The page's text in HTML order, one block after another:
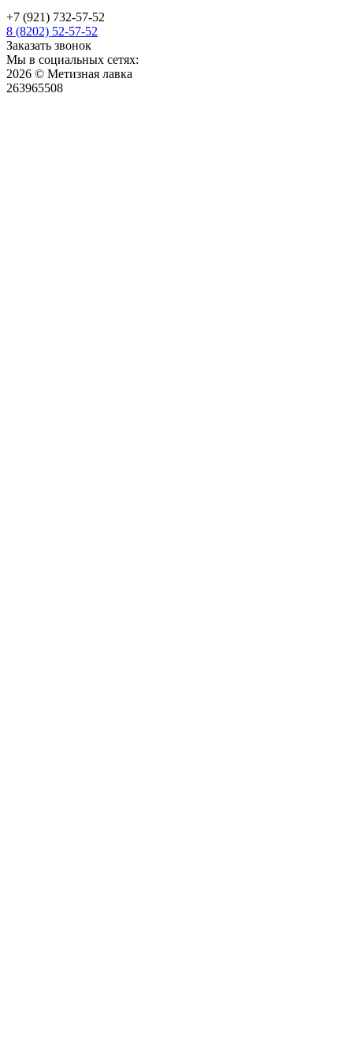
+7 (921) 732-57-52
8 (8202) 52-57-52
Заказать звонок
Мы в социальных сетях:
2026 © Метизная лавка
263965508